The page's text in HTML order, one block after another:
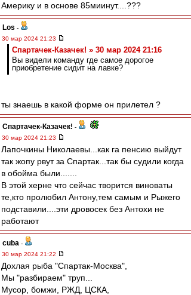
Америку и в основе 85миинут....???
Los -
30 мар 2024 21:23
Спартачек-Казачек! » 30 мар 2024 21:16
Вы видели команду где самое дорогое
приобретение сидит на лавке?
ты знаешь в какой форме он прилетел ?
Спартачек-Казачек! -
30 мар 2024 21:23
Лапочкины Николаевы...как га пенсию выйдут
так жопу рвут за Спартак...так бы судили когда
в обойма были.......
В этой херне что сейчас творится виноваты
те,кто пролюбил Антону,тем самым и Рыжего
подставили....эти дровосек без Антохи не
работают
cuba -
30 мар 2024 21:22
Дохлая рыба "Спартак-Москва",
Мы "разбираем" труп...
Мусор, бомжи, РЖД, ЦСКА,